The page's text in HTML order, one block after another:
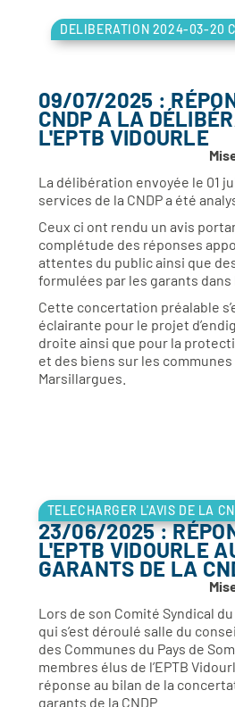
DELIBERATION 2024-03-20
09/07/2025 :
CNDP A LA
L'EPTB VIDOURLE
La délibération envoyée le 01
services de la CNDP a été
Ceux ci ont rendu un avis
complétude des réponses
attentes du public ainsi que
formulées par les garants dans
Cette concertation préalable
éclairante pour le projet
droite ainsi que pour la
et des biens sur les
Marsillargues.
TELECHARGER L'AVIS DE LA
23/06/2025 :
L'EPTB VIDOURLE
GARANTS DE LA
Lors de son Comité Syndical
qui s’est déroulé salle du
des Communes du Pays de
membres élus de l’EPTB
réponse au bilan de la
garants de la CNDP.